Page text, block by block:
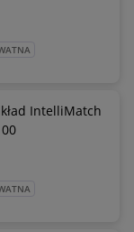
IntelliMatch